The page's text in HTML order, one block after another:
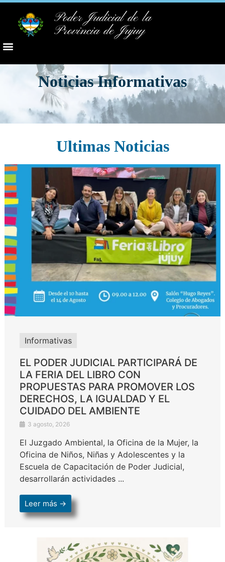
Poder Judicial de la
Provincia de Jujuy
Noticias Informativas
Ultimas Noticias
Informativas
EL PODER JUDICIAL PARTICIPARÁ DE
LA FERIA DEL LIBRO CON
PROPUESTAS PARA PROMOVER LOS
DERECHOS, LA IGUALDAD Y EL
CUIDADO DEL AMBIENTE
3 agosto, 2026
El Juzgado Ambiental, la Oficina de la Mujer, la
Oficina de Niños, Niñas y Adolescentes y la
Escuela de Capacitación de Poder Judicial,
desarrollarán actividades ...
Leer más →